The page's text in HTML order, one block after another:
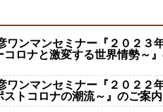
ワンマンセミナー『２０２３
ロナと激変する世界情勢～
ワンマンセミナー『２０２２
トコロナの潮流～』のご案内